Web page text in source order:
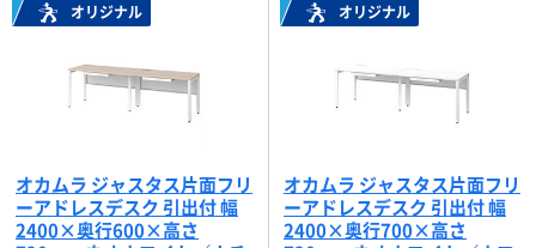
オリジナル
オカムラ ジャスタス片面フリ
ーアドレスデスク 引出付 幅
2400×奥行600×高さ
オリジナル
オカムラ ジャスタス片面フリ
ーアドレスデスク 引出付 幅
2400×奥行700×高さ